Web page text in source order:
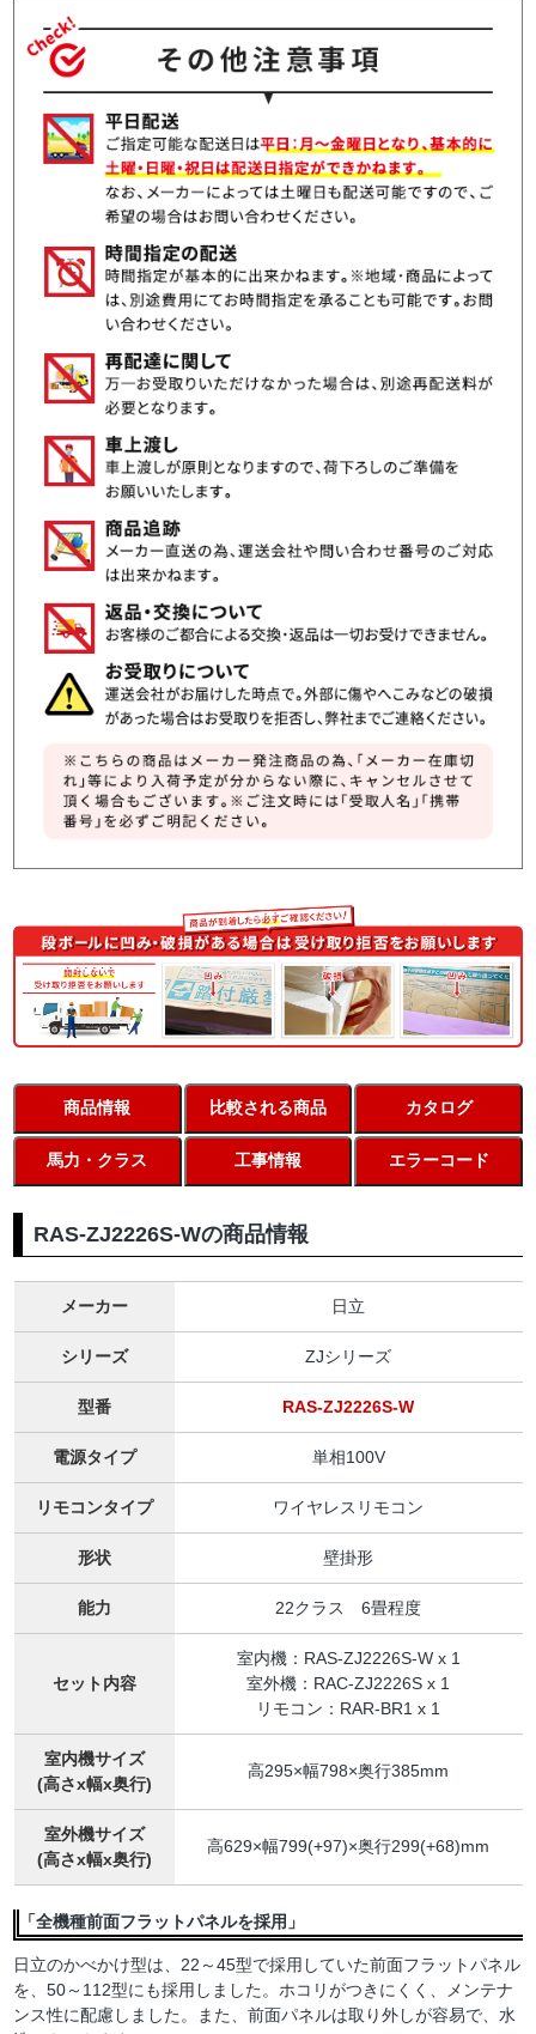
商品情報 比較される商品 カタログ
馬力・クラス 工事情報 エラーコード
RAS-ZJ2226S-Wの商品情報
メーカー 日立
シリーズ ZJシリーズ
型番 RAS-ZJ2226S-W
電源タイプ 単相100V
リモコンタイプ ワイヤレスリモコン
形状 壁掛形
能力 22クラス 6畳程度
セット内容
室内機：RAS-ZJ2226S-W x 1
室外機：RAC-ZJ2226S x 1
リモコン：RAR-BR1 x 1
室内機サイズ
(高さx幅x奥行)
高295×幅798×奥行385mm
室外機サイズ
(高さx幅x奥行)
高629×幅799(+97)×奥行299(+68)mm
「全機種前面フラットパネルを採用」
日立のかべかけ型は、22～45型で採用していた前面フラットパネル
を、50～112型にも採用しました。ホコリがつきにくく、メンテナ
ンス性に配慮しました。また、前面パネルは取り外しが容易で、水